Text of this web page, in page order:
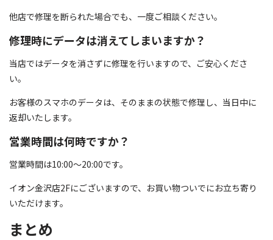
他店で修理を断られた場合でも、一度ご相談ください。
修理時にデータは消えてしまいますか？
当店ではデータを消さずに修理を行いますので、ご安心くださ
い。
お客様のスマホのデータは、そのままの状態で修理し、当日中に
返却いたします。
営業時間は何時ですか？
営業時間は10:00～20:00です。
イオン金沢店2Fにございますので、お買い物ついでにお立ち寄り
いただけます。
まとめ